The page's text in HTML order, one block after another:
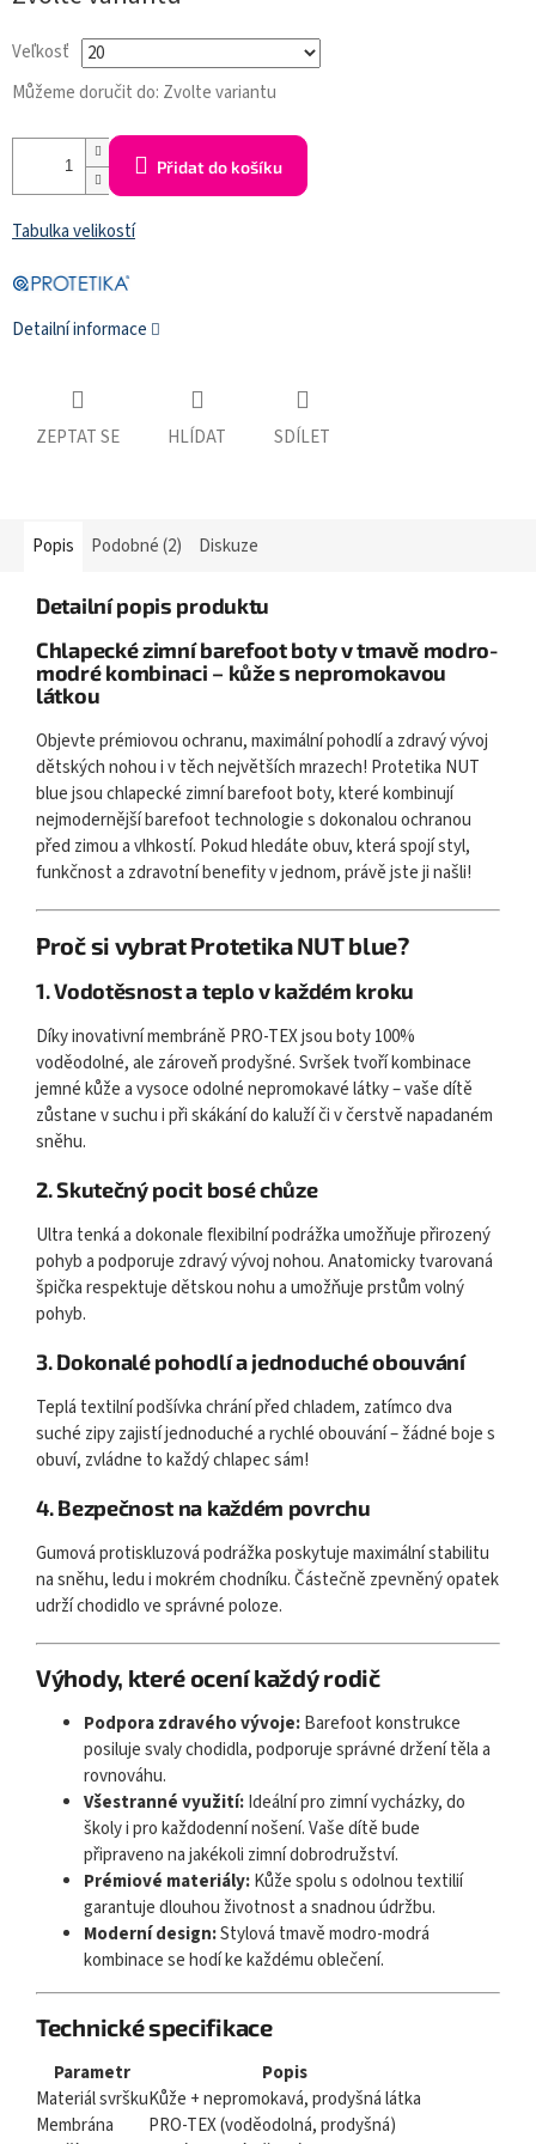
Veľkosť
Můžeme doručit do: Zvolte variantu
Přidat do košíku
Tabulka velikostí
Detailní informace
ZEPTAT SE HLÍDAT SDÍLET
Popis Podobné (2) Diskuze
Detailní popis produktu
Chlapecké zimní barefoot boty v tmavě modro-
modré kombinaci – kůže s nepromokavou
látkou
Objevte prémiovou ochranu, maximální pohodlí a zdravý vývoj
dětských nohou i v těch největších mrazech! Protetika NUT
blue jsou chlapecké zimní barefoot boty, které kombinují
nejmodernější barefoot technologie s dokonalou ochranou
před zimou a vlhkostí. Pokud hledáte obuv, která spojí styl,
funkčnost a zdravotní benefity v jednom, právě jste ji našli!
Proč si vybrat Protetika NUT blue?
1. Vodotěsnost a teplo v každém kroku
Díky inovativní membráně PRO-TEX jsou boty 100%
voděodolné, ale zároveň prodyšné. Svršek tvoří kombinace
jemné kůže a vysoce odolné nepromokavé látky – vaše dítě
zůstane v suchu i při skákání do kaluží či v čerstvě napadaném
sněhu.
2. Skutečný pocit bosé chůze
Ultra tenká a dokonale flexibilní podrážka umožňuje přirozený
pohyb a podporuje zdravý vývoj nohou. Anatomicky tvarovaná
špička respektuje dětskou nohu a umožňuje prstům volný
pohyb.
3. Dokonalé pohodlí a jednoduché obouvání
Teplá textilní podšívka chrání před chladem, zatímco dva
suché zipy zajistí jednoduché a rychlé obouvání – žádné boje s
obuví, zvládne to každý chlapec sám!
4. Bezpečnost na každém povrchu
Gumová protiskluzová podrážka poskytuje maximální stabilitu
na sněhu, ledu i mokrém chodníku. Částečně zpevněný opatek
udrží chodidlo ve správné poloze.
Výhody, které ocení každý rodič
Podpora zdravého vývoje:Barefoot konstrukce
posiluje svaly chodidla, podporuje správné držení těla a
rovnováhu.
Všestranné využití:Ideální pro zimní vycházky, do
školy i pro každodenní nošení. Vaše dítě bude
připraveno na jakékoli zimní dobrodružství.
Prémiové materiály:Kůže spolu s odolnou textilií
garantuje dlouhou životnost a snadnou údržbu.
Moderní design:Stylová tmavě modro-modrá
kombinace se hodí ke každému oblečení.
Technické specifikace
Parametr
Popis
Materiál svrškuKůže + nepromokavá, prodyšná látka
Membrána
PRO-TEX (voděodolná, prodyšná)